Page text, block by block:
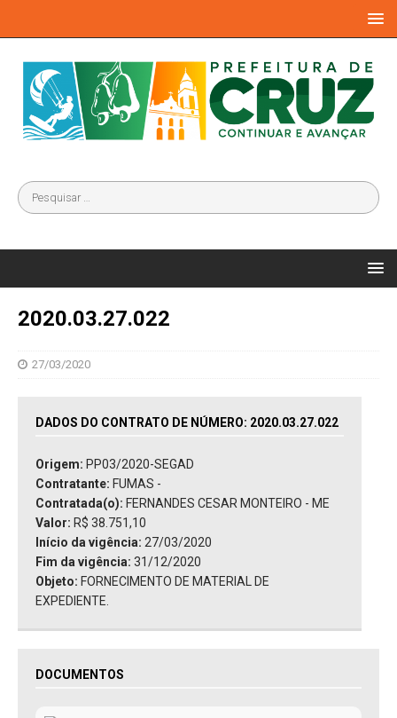
2020.03.27.022
27/03/2020
DADOS DO CONTRATO DE NÚMERO: 2020.03.27.022
Origem: PP03/2020-SEGAD
Contratante: FUMAS -
Contratada(o): FERNANDES CESAR MONTEIRO - ME
Valor: R$ 38.751,10
Início da vigência: 27/03/2020
Fim da vigência: 31/12/2020
Objeto: FORNECIMENTO DE MATERIAL DE
EXPEDIENTE.
DOCUMENTOS